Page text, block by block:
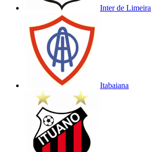
Inter de Limeira
Itabaiana